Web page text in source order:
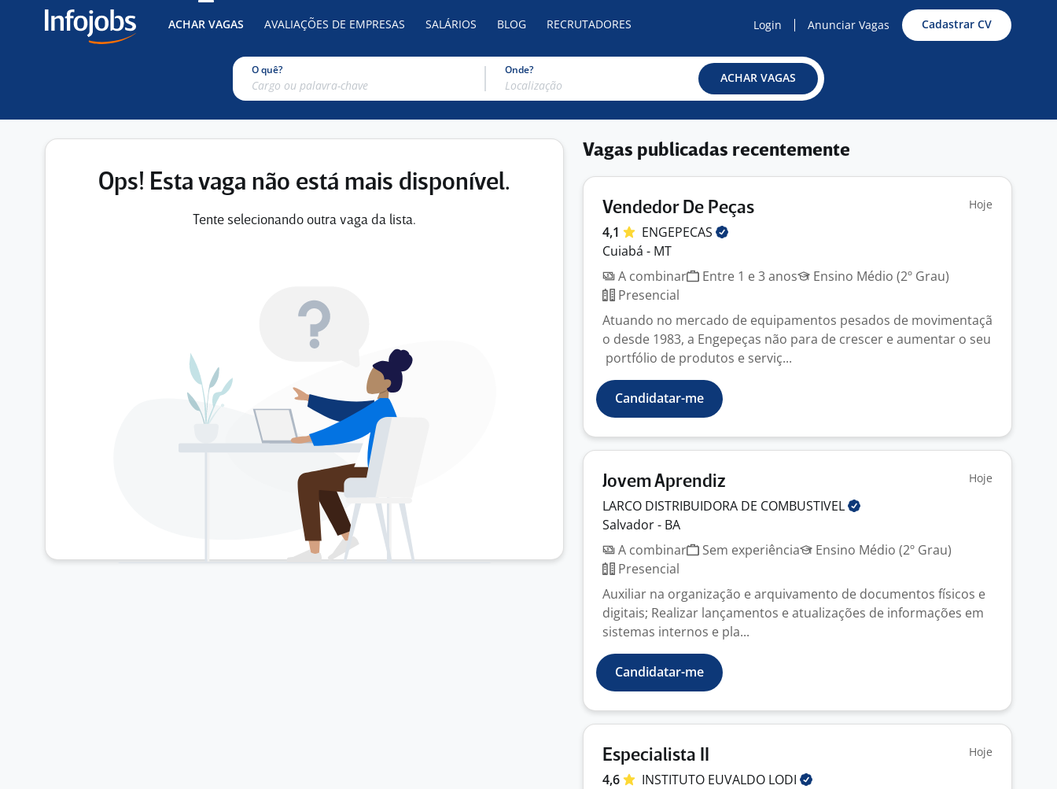
ACHAR VAGAS AVALIAÇÕES DE EMPRESAS SALÁRIOS BLOG RECRUTADORES Login Anunciar Vagas Cadastrar CV
O quê? Onde?
ACHAR VAGAS
Ops! Esta vaga não está mais disponível.
Tente selecionando outra vaga da lista.
Vagas publicadas recentemente
Vendedor De Peças Hoje
4,1
ENGEPECAS
Cuiabá - MT
A combinar
Entre 1 e 3 anos
Ensino Médio (2º Grau)
Presencial
Atuando no mercado de equipamentos pesados de movimentaçã
o desde 1983, a Engepeças não para de crescer e aumentar o seu
portfólio de produtos e serviç...
Candidatar-me
Jovem Aprendiz Hoje
LARCO DISTRIBUIDORA DE COMBUSTIVEL
Salvador - BA
A combinar
Sem experiência
Ensino Médio (2º Grau)
Presencial
Auxiliar na organização e arquivamento de documentos físicos e
digitais; Realizar lançamentos e atualizações de informações em
sistemas internos e pla...
Candidatar-me
Especialista II Hoje
4,6 INSTITUTO EUVALDO LODI